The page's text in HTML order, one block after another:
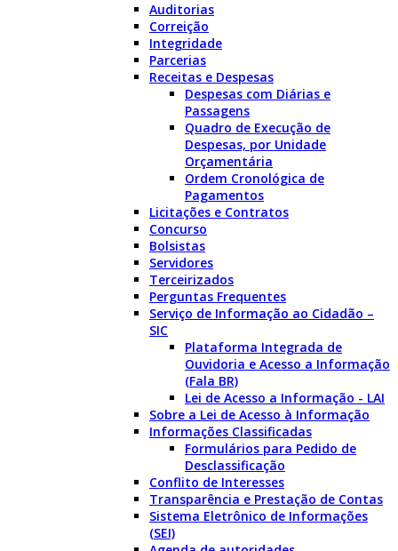
Auditorias
Correição
Integridade
Parcerias
Receitas e Despesas
Despesas com Diárias e
Passagens
Quadro de Execução de
Despesas, por Unidade
Orçamentária
Ordem Cronológica de
Pagamentos
Licitações e Contratos
Concurso
Bolsistas
Servidores
Terceirizados
Perguntas Frequentes
Serviço de Informação ao Cidadão –
SIC
Plataforma Integrada de
Ouvidoria e Acesso a Informação
(Fala BR)
Lei de Acesso a Informação - LAI
Sobre a Lei de Acesso à Informação
Informações Classificadas
Formulários para Pedido de
Desclassificação
Conflito de Interesses
Transparência e Prestação de Contas
Sistema Eletrônico de Informações
(SEI)